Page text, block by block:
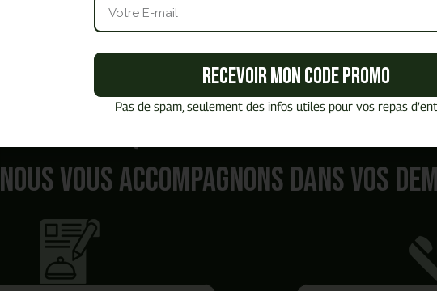
Quel estvotre besoin ?
Nous vous accompagnons dans vos
Recevoir mon code promo
Pas de spam, seulement des infos utiles pour vos repas